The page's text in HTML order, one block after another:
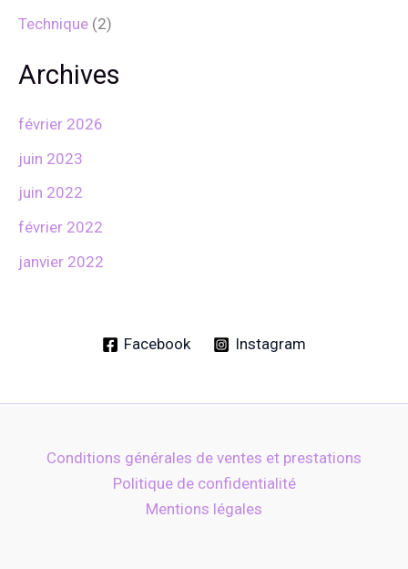
Technique (2)
Archives
février 2026
juin 2023
juin 2022
février 2022
janvier 2022
Facebook Instagram
Conditions générales de ventes et prestations
Politique de confidentialité
Mentions légales